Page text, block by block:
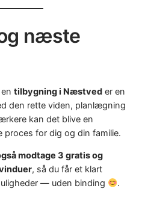
næste
tilbygning i Næstveder en
den rette viden, planlægning
kan det blive en
for dig og din familie.
modtage 3 gratis og
, så du får et klart
— uden binding
.